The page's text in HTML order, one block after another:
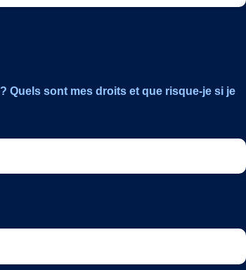
Quels sont mes droits et que risque-je si je